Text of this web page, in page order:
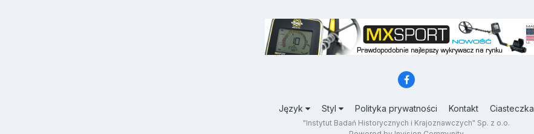
Język Styl Polityka prywatności Kontakt Ciasteczka
"Instytut Badań Historycznych i Krajoznawczych" Sp. z o.o.